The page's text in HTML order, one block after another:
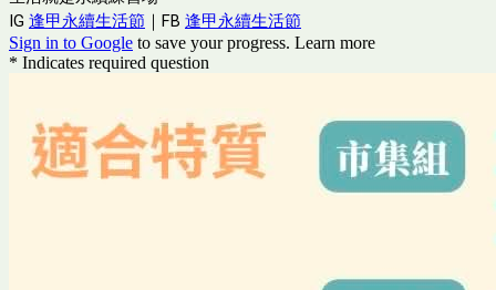
IG 逢甲永續生活節 ｜FB 逢甲永續生活節
Sign in to Google to save your progress. Learn more
* Indicates required question